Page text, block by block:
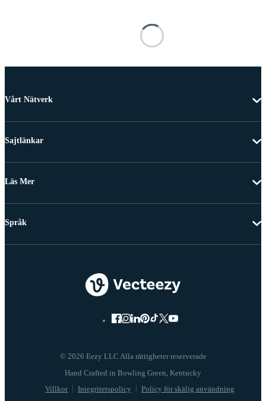
Vårt Nätverk
Sajtlänkar
Läs Mer
© 2026 Eezy LLC Alla rättigheter reserverade
Villkor Integritetspolicy Policy för skälig användning
Språk